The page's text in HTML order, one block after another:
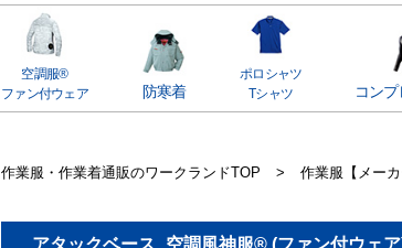
空調服®
ファン付ウェア
防寒着
ポロシャツ
Tシャツ
コン
作業服・作業着通販のワークランドTOP > 作業服【メーカ
アタックベース_空調風神服® (ファン付ウェ